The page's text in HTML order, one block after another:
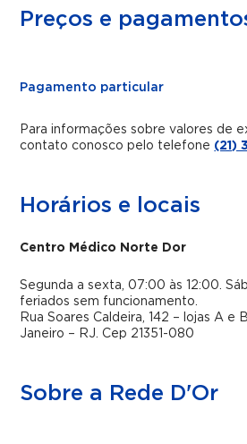
Preços e
Pagamento particular
Para informações sobre valores de
contato conosco pelo telefone (21)
Horários e locais
Centro Médico Norte Dor
Segunda a sexta, 07:00 às 12:00.
feriados sem funcionamento.
Rua Soares Caldeira, 142 – lojas A e
Janeiro – RJ. Cep 21351-080
Sobre a Rede D'Or